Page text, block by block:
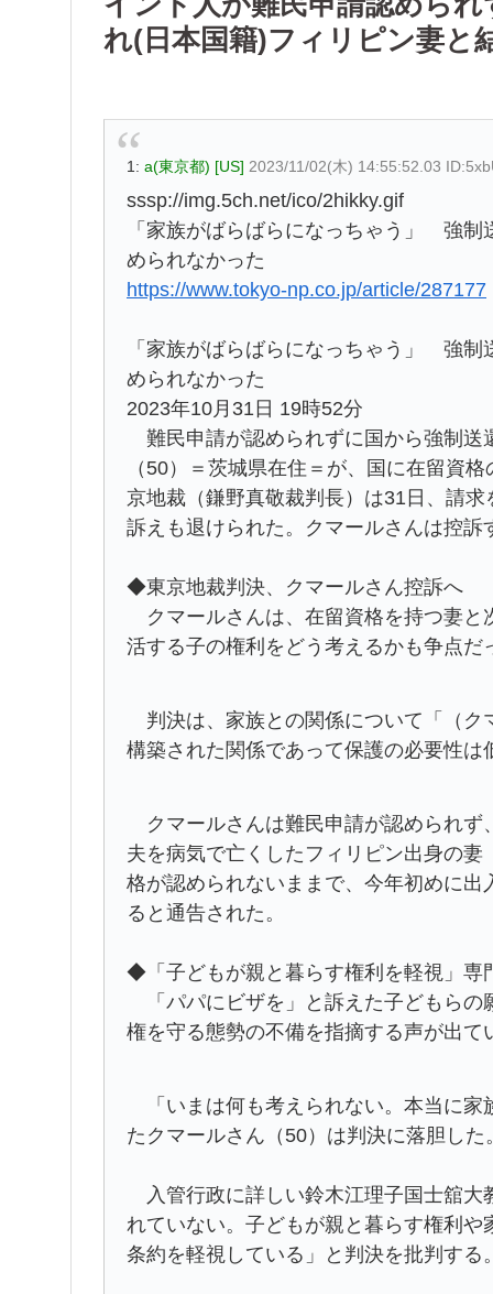
れ(日本国籍)フィリピン妻と
1: a(東京都) [US] 2023/11/02(木) 14:55:52.03
sssp://img.5ch.net/ico/2hikky.gif
「家族がばらばらになっちゃう」 強
められなかった
https://www.tokyo-np.co.jp/article/287177
「家族がばらばらになっちゃう」 強
められなかった
2023年10月31日 19時52分
難民申請が認められずに国から強制送
（50）＝茨城県在住＝が、国に在留資
京地裁（鎌野真敬裁判長）は31日、請
訴えも退けられた。クマールさんは控訴
◆東京地裁判決、クマールさん控訴へ
クマールさんは、在留資格を持つ妻と
活する子の権利をどう考えるかも争点だ
判決は、家族との関係について「（ク
構築された関係であって保護の必要性は
クマールさんは難民申請が認められず
夫を病気で亡くしたフィリピン出身の
格が認められないままで、今年初めに
ると通告された。
◆「子どもが親と暮らす権利を軽視」専
「パパにビザを」と訴えた子どもらの
権を守る態勢の不備を指摘する声が出て
「いまは何も考えられない。本当に家
たクマールさん（50）は判決に落胆した
入管行政に詳しい鈴木江理子国士舘大
れていない。子どもが親と暮らす権利
条約を軽視している」と判決を批判する